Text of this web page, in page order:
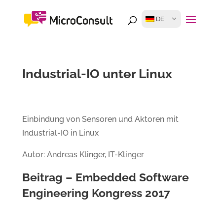
DE
Industrial-IO unter Linux
Einbindung von Sensoren und Aktoren mit
Industrial-IO in Linux
Autor: Andreas Klinger, IT-Klinger
Beitrag – Embedded Software
Engineering Kongress 2017